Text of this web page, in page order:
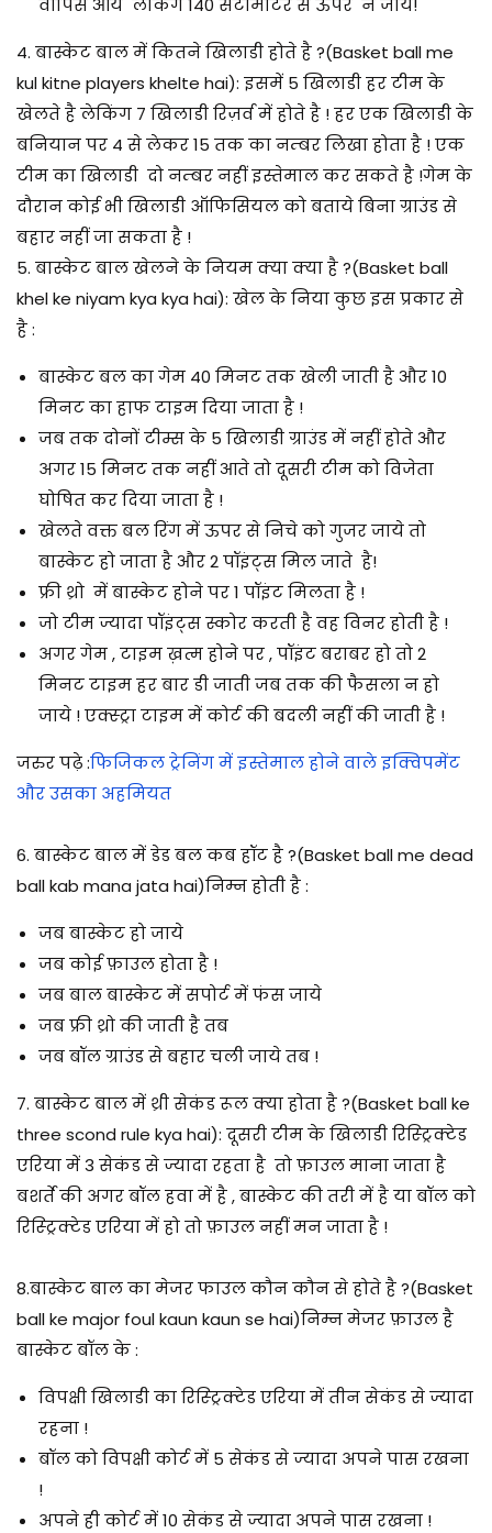
4. बास्केटबालमें कितने खिलाडी होते है ?(Basket ball me
kul kitne players khelte hai): इसमें 5 खिलाडी हर टीम के
खेलते है लेकिंग 7 खिलाडी रिज़र्व में होते है ! हर एक खिलाडी के
बनियान पर 4 से लेकर 15 तक का नम्बर लिखा होता है ! एक
टीम का खिलाडी दो नम्बर नहीं इस्तेमाल कर सकते है !गेम के
दौरान कोई भी खिलाडी ऑफिसियल को बताये बिना ग्राउंड से
बहार नहीं जा सकता है !
5. बास्केटबालखेलने के नियम क्या क्या है ?(Basket ball
khel ke niyam kya kya hai): खेल के निया कुछ इस प्रकार से
है :
बास्केट बल का गेम 40 मिनट तक खेली जाती है और 10
मिनट का हाफ टाइम दिया जाता है !
जब तक दोनों टीम्स के 5 खिलाडी ग्राउंड में नहीं होते और
अगर 15 मिनट तक नहीं आते तो दूसरी टीम को विजेता
घोषित कर दिया जाता है !
खेलते वक्त बल रिंग में ऊपर से निचे को गुजर जाये तो
बास्केट हो जाता है और 2 पॉइंट्स मिल जाते है!
फ्री थ्रो में बास्केट होने पर 1 पॉइंट मिलता है !
जो टीम ज्यादा पॉइंट्स स्कोर करती है वह विनर होती है !
अगर गेम , टाइम ख़त्म होने पर , पॉइंट बराबर हो तो 2
मिनट टाइम हर बार डी जाती जब तक की फैसला न हो
जाये ! एक्स्ट्रा टाइम में कोर्ट की बदली नहीं की जाती है !
जरुर पढ़े :फिजिकल ट्रेनिंग में इस्तेमाल होने वाले इक्विपमेंट
और उसका अहमियत
6. बास्केटबालमें डेड बल कब हॉट है ?(Basket ball me dead
ball kab mana jata hai)निम्न होती है :
जब बास्केट हो जाये
जब कोई फ़ाउल होता है !
जब बाल बास्केट में सपोर्ट में फंस जाये
जब फ्री थ्रो की जाती है तब
जब बॉल ग्राउंड से बहार चली जाये तब !
7. बास्केटबालमें थ्री सेकंड रूल क्या होता है ?(Basket ball ke
three scond rule kya hai): दूसरी टीम के खिलाडी रिस्ट्रिक्टेड
एरिया में 3 सेकंड से ज्यादा रहता है तो फ़ाउल माना जाता है
बशर्ते की अगर बॉल हवा में है , बास्केट की तरी में है या बॉल को
रिस्ट्रिक्टेड एरिया में हो तो फ़ाउल नहीं मन जाता है !
8.बास्केटबालका मेजरफाउलकौन कौन से होते है ?(Basket
ball ke major foul kaun kaun se hai)निम्न मेजर फ़ाउल है
बास्केट बॉल के :
विपक्षी खिलाडी का रिस्ट्रिक्टेड एरिया में तीन सेकंड से ज्यादा
रहना !
बॉल को विपक्षी कोर्ट में 5 सेकंड से ज्यादा अपने पास रखना
!
अपने ही कोर्ट में 10 सेकंड से ज्यादा अपने पास रखना !